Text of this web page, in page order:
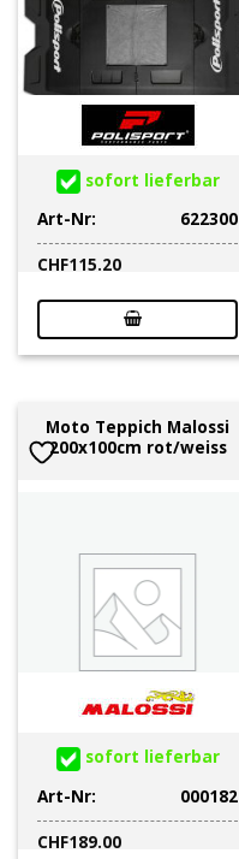
sofort lieferbar
Art-Nr:
622300
CHF115.20
Moto Teppich Malossi
200x100cm rot/weiss
sofort lieferbar
Art-Nr:
000182
CHF189.00